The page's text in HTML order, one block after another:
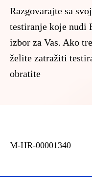
Razgovarajte sa
testiranje koje nudi
izbor za Vas. Ako
želite zatražiti
obratite
M-HR-00001340